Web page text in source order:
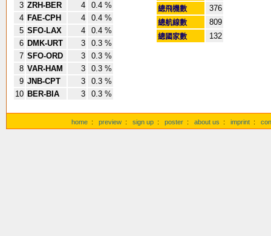
3 ZRH-BER 4
0.4 %
4 FAE-CPH 4
0.4 %
5 SFO-LAX 4
0.4 %
6 DMK-URT 3
0.3 %
7 SFO-ORD 3
0.3 %
8 VAR-HAM 3
0.3 %
9 JNB-CPT 3
0.3 %
10 BER-BIA 3 0.3 %
總飛機數 376
總航線數 809
總國家數 132
home : preview : sign up : poster : about us : imprint :